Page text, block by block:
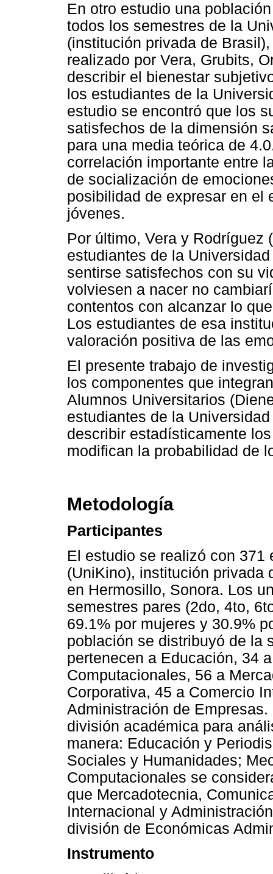
En otro estudio una
todos los semestres de la
(institución privada de
realizado por Vera, Grubits,
describir el bienestar
los estudiantes de la
estudio se encontró que los
satisfechos de la dimensión
para una media teórica de
correlación importante entre
de socialización de
posibilidad de expresar en el
jóvenes.
Por último, Vera y Rodríguez
estudiantes de la
sentirse satisfechos con su
volviesen a nacer no
contentos con alcanzar lo
Los estudiantes de esa
valoración positiva de las
El presente trabajo de
los componentes que
Alumnos Universitarios
estudiantes de la
describir estadísticamente
modifican la probabilidad de
Metodología
Participantes
El estudio se realizó con
(UniKino), institución privada
en Hermosillo, Sonora. Los
semestres pares (2do, 4to,
69.1% por mujeres y 30.9%
población se distribuyó de la
pertenecen a Educación, 34
Computacionales, 56 a
Corporativa, 45 a Comercio
Administración de
división académica para
manera: Educación y
Sociales y Humanidades;
Computacionales se
que Mercadotecnia,
Internacional y
división de Económicas
Instrumento